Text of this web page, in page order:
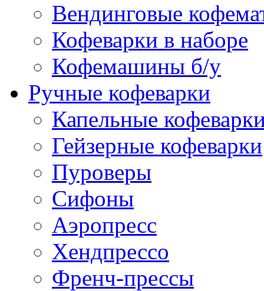
Вендинговые
Кофеварки в наборе
Кофемашины б/у
Ручные кофеварки
Капельные
Гейзерные кофеварки
Пуроверы
Сифоны
Аэропресс
Хендпрессо
Френч-прессы